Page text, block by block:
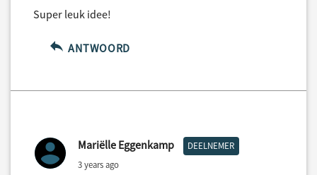
Super leuk idee!
ANTWOORD
Mariëlle Eggenkamp DEELNEMER
3 years ago